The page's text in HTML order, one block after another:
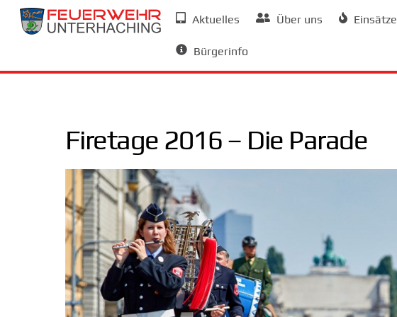
Skip
Aktuelles Über uns Einsätze
Bürgerinfo
Firetage 2016 – Die Parade